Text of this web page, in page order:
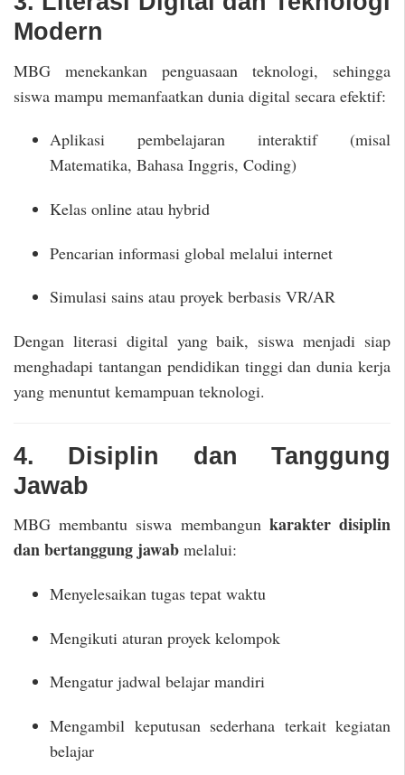
Modern
MBG menekankan penguasaan teknologi, sehingga
siswa mampu memanfaatkan dunia digital secara efektif:
Aplikasi pembelajaran interaktif (misal
Matematika, Bahasa Inggris, Coding)
Kelas online atau hybrid
Pencarian informasi global melalui internet
Simulasi sains atau proyek berbasis VR/AR
Dengan literasi digital yang baik, siswa menjadi siap
menghadapi tantangan pendidikan tinggi dan dunia kerja
yang menuntut kemampuan teknologi.
4. Disiplin dan Tanggung
Jawab
MBG membantu siswa membangun karakter disiplin
dan bertanggung jawab melalui:
Menyelesaikan tugas tepat waktu
Mengikuti aturan proyek kelompok
Mengatur jadwal belajar mandiri
Mengambil keputusan sederhana terkait kegiatan
belajar